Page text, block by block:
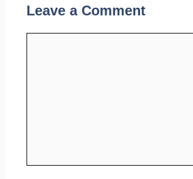
Leave a Comment